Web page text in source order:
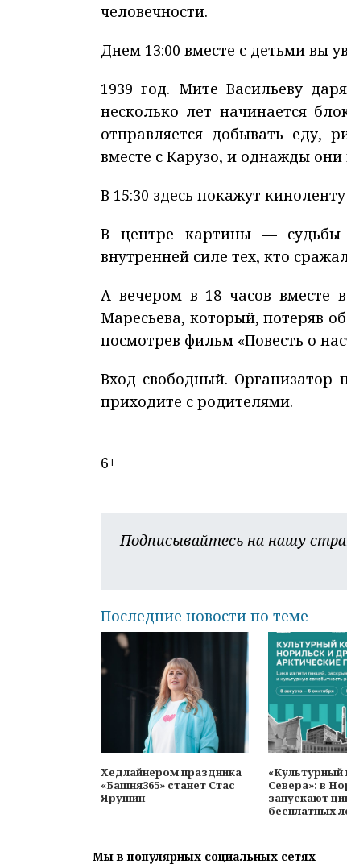
человечности.
Днем 13:00 вместе с детьми вы
1939 год. Мите Васильеву
несколько лет начинается
отправляется добывать еду,
вместе с Карузо, и однажды
В 15:30 здесь покажут
В центре картины — судьбы
внутренней силе тех, кто
А вечером в 18 часов вместе
Маресьева, который, потеряв
посмотрев фильм «Повесть о
Вход свободный.
приходите с родителями.
6+
Подписывайтесь на нашу
Последние новости по теме
Хедлайнером праздника
«Башня365» станет Стас
Ярушин
«Культурный
Севера»: в
запускают
бесплатных
Мы в популярных социальных сетях